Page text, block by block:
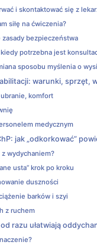
i skontaktować się z
siłę na ćwiczenia?
bezpieczeństwa
potrzebna jest
sposobu myślenia o
warunki, sprzęt,
komfort
medycznym
jak „odkorkować”
wydychaniem?
usta” krok po kroku
duszności
barków i szyi
z ruchem
razu ułatwiają